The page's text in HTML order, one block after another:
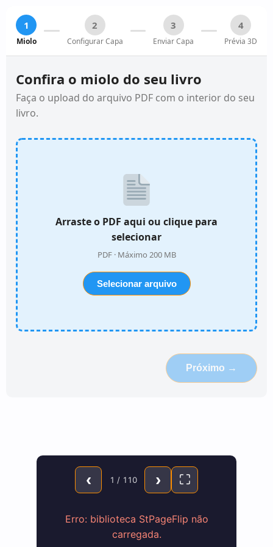
1
Miolo
2
Configurar Capa
3
Enviar Capa
4
Prévia 3D
Confira o miolo do seu livro
Faça o upload do arquivo PDF com o interior do seu
livro.
Arraste o PDF aqui ou clique para
selecionar
PDF · Máximo 200 MB
Selecionar arquivo
Próximo →
‹ 1 / 110 › ⛶
Erro: biblioteca StPageFlip não
carregada.